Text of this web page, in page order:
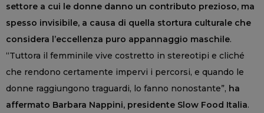
settore a cui le donne danno un contributo prezioso, ma
spesso invisibile, a causa di quella stortura culturale che
considera l’eccellenza puro appannaggio maschile.
“Tuttora il femminile vive costretto in stereotipi e cliché
che rendono certamente impervi i percorsi, e quando le
donne raggiungono traguardi, lo fanno nonostante”, ha
affermato Barbara Nappini, presidente Slow Food Italia.